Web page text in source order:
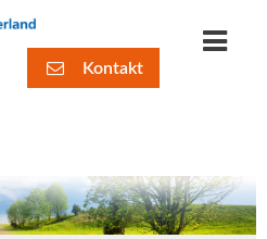
Kontakt